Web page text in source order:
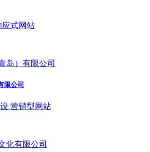
应式网站
限公司
营销型网站